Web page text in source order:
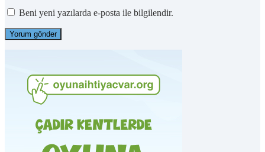
Beni yeni yazılarda e-posta ile bilgilendir.